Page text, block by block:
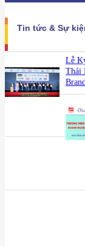
Tin tức & Sự
Lễ
Thái